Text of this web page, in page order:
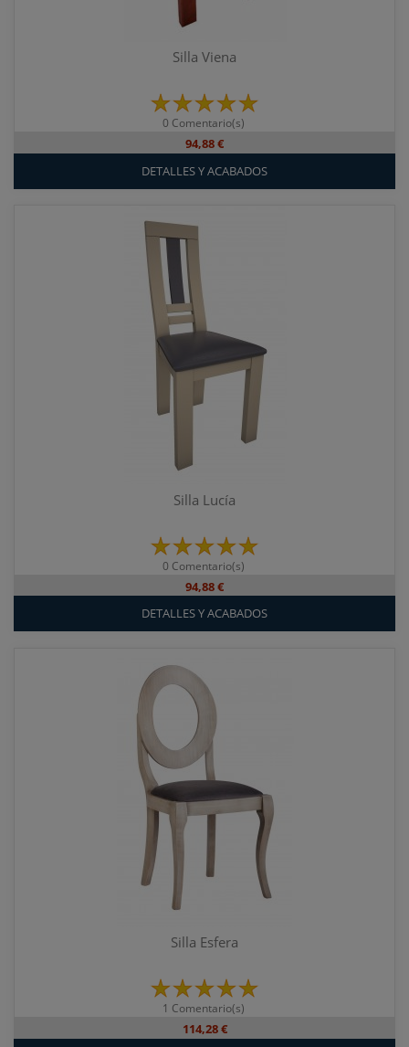
Silla Viena
0 Comentario(s)
94,88 €
DETALLES Y ACABADOS
Silla Lucía
0 Comentario(s)
94,88 €
DETALLES Y ACABADOS
Silla Esfera
1 Comentario(s)
114,28 €